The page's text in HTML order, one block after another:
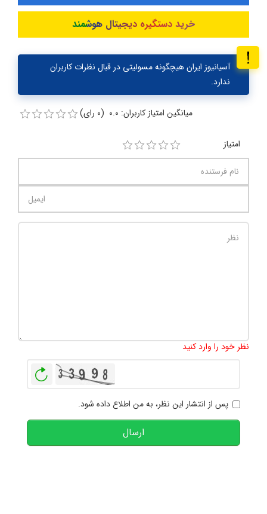
خرید دستگیره دیجیتال هوشمند
آسیانیوز ایران هیچگونه مسولیتی در قبال نظرات کاربران
ندارد.
میانگین امتیاز کاربران: 0.0 (0 رای)
امتیاز
نظر خود را وارد کنید
پس از انتشار این نظر، به من اطلاع داده شود.
ارسال